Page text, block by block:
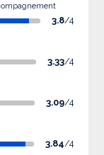
3.8/4
3.33/4
3.09/4
3.84/4